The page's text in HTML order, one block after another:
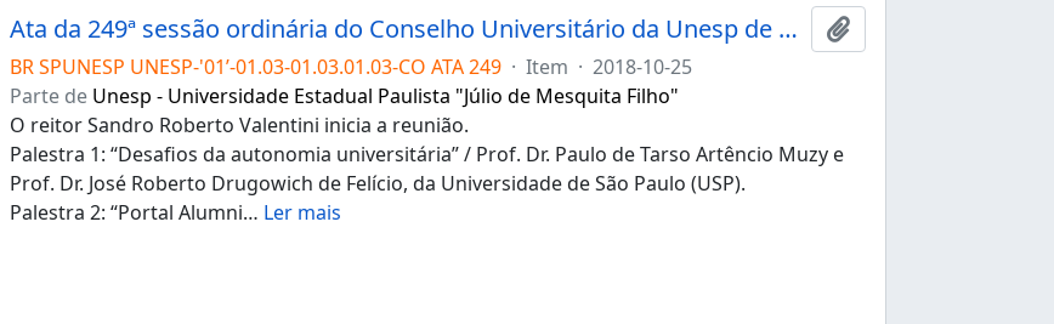
Ata da 249ª sessão ordinária do Conselho Universitário da Unesp de 25/10/2018
Adicionar a área de
BR SPUNESP UNESP-'01’-01.03-01.03.01.03-CO ATA 249 · Item · 2018-10-25
Parte de Unesp - Universidade Estadual Paulista "Júlio de Mesquita Filho"
O reitor Sandro Roberto Valentini inicia a reunião.
Palestra 1: “Desafios da autonomia universitária” / Prof. Dr. Paulo de Tarso Artêncio Muzy e
Prof. Dr. José Roberto Drugowich de Felício, da Universidade de São Paulo (USP).
Palestra 2: “Portal Alumni… Ler mais